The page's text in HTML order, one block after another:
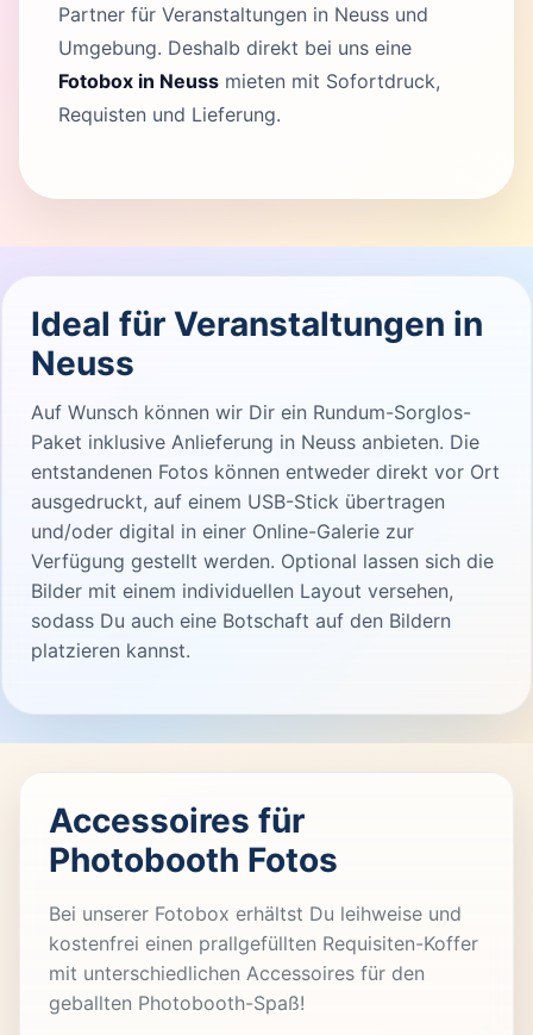
Partner für Veranstaltungen in Neuss und
Umgebung. Deshalb direkt bei uns eine
Fotobox in Neuss mieten mit Sofortdruck,
Requisten und Lieferung.
Ideal für Veranstaltungen in
Neuss
Auf Wunsch können wir Dir ein Rundum-Sorglos-
Paket inklusive Anlieferung in Neuss anbieten. Die
entstandenen Fotos können entweder direkt vor Ort
ausgedruckt, auf einem USB-Stick übertragen
und/oder digital in einer Online-Galerie zur
Verfügung gestellt werden. Optional lassen sich die
Bilder mit einem individuellen Layout versehen,
sodass Du auch eine Botschaft auf den Bildern
platzieren kannst.
Accessoires für
Photobooth Fotos
Bei unserer Fotobox erhältst Du leihweise und
kostenfrei einen prallgefüllten Requisiten-Koffer
mit unterschiedlichen Accessoires für den
geballten Photobooth-Spaß!